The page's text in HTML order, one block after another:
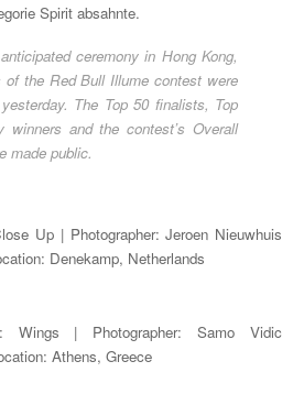
Spirit absahnte.
ceremony in Hong Kong,
of the Red Bull Illume contest were
The Top 50 finalists, Top
winners and the contest’s Overall
made public.
Up | Photographer: Jeroen Nieuwhuis
Denekamp, Netherlands
Wings | Photographer: Samo Vidic
Athens, Greece